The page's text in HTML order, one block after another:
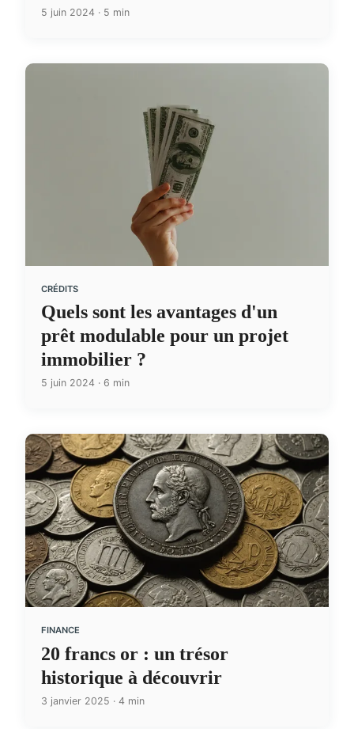
5 juin 2024 · 5 min
CRÉDITS
Quels sont les avantages d'un
prêt modulable pour un projet
immobilier ?
5 juin 2024 · 6 min
FINANCE
20 francs or : un trésor
historique à découvrir
3 janvier 2025 · 4 min